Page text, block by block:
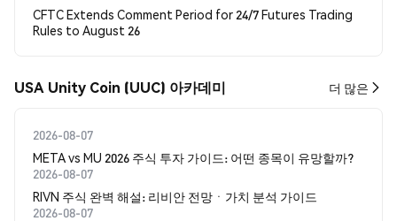
CFTC Extends Comment Period for 24/7 Futures Trading
Rules to August 26
USA Unity Coin (UUC) 아카데미 더 많은
2026-08-07
META vs MU 2026 주식 투자 가이드: 어떤 종목이 유망할까?
2026-08-07
RIVN 주식 완벽 해설: 리비안 전망ㆍ가치 분석 가이드
2026-08-07